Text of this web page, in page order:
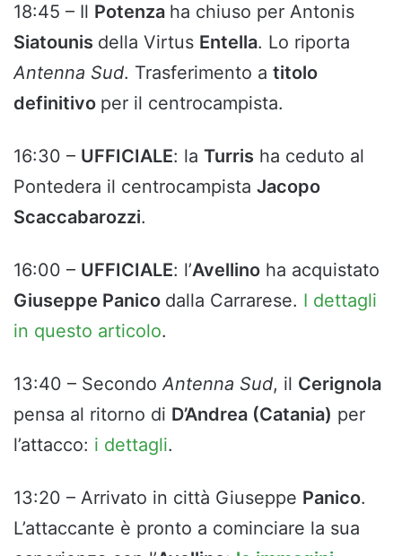
18:45 – Il Potenza ha chiuso per Antonis
Siatounis della Virtus Entella. Lo riporta
Antenna Sud. Trasferimento a titolo
definitivo per il centrocampista.
16:30 – UFFICIALE: la Turris ha ceduto al
Pontedera il centrocampista Jacopo
Scaccabarozzi.
16:00 – UFFICIALE: l’Avellino ha acquistato
Giuseppe Panico dalla Carrarese. I dettagli
in questo articolo.
13:40 – SecondoAntenna Sud, il Cerignola
pensa al ritorno di D’Andrea (Catania) per
l’attacco: i dettagli.
13:20 – Arrivato in città Giuseppe Panico.
L’attaccante è pronto a cominciare la sua